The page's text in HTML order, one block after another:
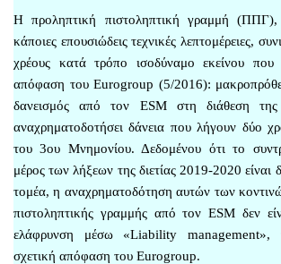
Η προληπτική πιστοληπτική γραμμή
κάποιες επουσιώδεις τεχνικές λεπτομέρειες,
χρέους κατά τρόπο ισοδύναμο εκείνου που
απόφαση του Eurogroup (5/2016):
δανεισμός από τον ESM στη διάθεση
αναχρηματοδοτήσει δάνεια που λήγουν δύο
του 3ου Μνημονίου. Δεδομένου ότι το
μέρος των λήξεων της διετίας 2019-2020 είναι
τομέα, η αναχρηματοδότηση αυτών των
πιστοληπτικής γραμμής από τον ESM δεν
ελάφρυνση μέσω «Liability management»,
σχετική απόφαση του Eurogroup.